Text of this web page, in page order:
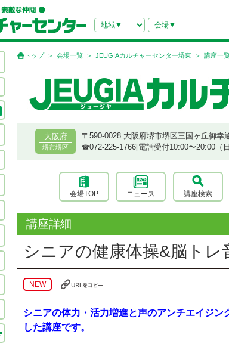
トップ 会場一覧 JEUGIAカルチャーセンター堺東 講座一
大阪府
堺市堺区
〒590-0028 大阪府堺市堺区三国ヶ丘御幸
☎︎072-225-1766[電話受付10:00〜20:00（
会場TOP ニュース 講座検索
講座詳細
シニアの健康体操&脳トレ
NEW
シニアの体力・活力増進と声のアンチエイジン
した講座です。